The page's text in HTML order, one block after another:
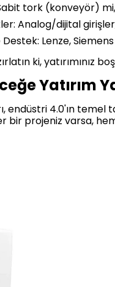
tork (konveyör)
Analog/dijital
Lenze,
ki, yatırımınız
Yatırım
endüstri 4.0'ın temel
bir projeniz varsa,